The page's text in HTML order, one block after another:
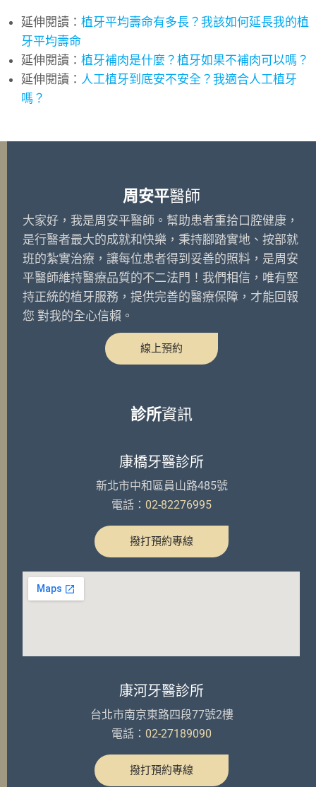
延伸閱讀： 植牙平均壽命有多長？我該如何延長我的植
牙平均壽命
延伸閱讀： 植牙補肉是什麼？植牙如果不補肉可以嗎？
延伸閱讀： 人工植牙到底安不安全？我適合人工植牙
嗎？
周安平醫師
大家好，我是周安平醫師。幫助患者重拾口腔健康，
是行醫者最大的成就和快樂，秉持腳踏實地、按部就
班的紮實治療，讓每位患者得到妥善的照料，是周安
平醫師維持醫療品質的不二法門！我們相信，唯有堅
持正統的植牙服務，提供完善的醫療保障，才能回報
您 對我的全心信賴。
線上預約
診所資訊
康橋牙醫診所
新北市中和區員山路485號
電話： 02-82276995
撥打預約專線
康河牙醫診所
台北市南京東路四段77號2樓
電話： 02-27189090
撥打預約專線